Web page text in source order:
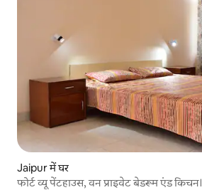
Jaipur में घर
फोर्ट व्यू पेंटहाउस, वन प्राइवेट बेडरूम एंड किचन।